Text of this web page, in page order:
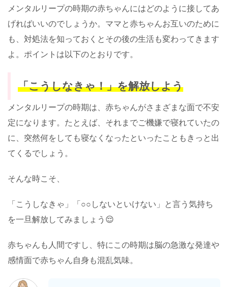
メンタルリープの時期の赤ちゃんにはどのように接してあ
げればいいのでしょうか。ママと赤ちゃんお互いのために
も、対処法を知っておくとその後の生活も変わってきます
よ。ポイントは以下のとおりです。
「こうしなきゃ！」を解放しよう
メンタルリープの時期は、赤ちゃんがさまざまな面で不安
定になります。たとえば、それまでご機嫌で寝れていたの
に、突然何をしても寝なくなったといったこともきっと出
てくるでしょう。
そんな時こそ、
「こうしなきゃ」「○○しないといけない」と言う気持ち
を一旦解放してみましょう😌
赤ちゃんも人間ですし、特にこの時期は脳の急激な発達や
感情面で赤ちゃん自身も混乱気味。